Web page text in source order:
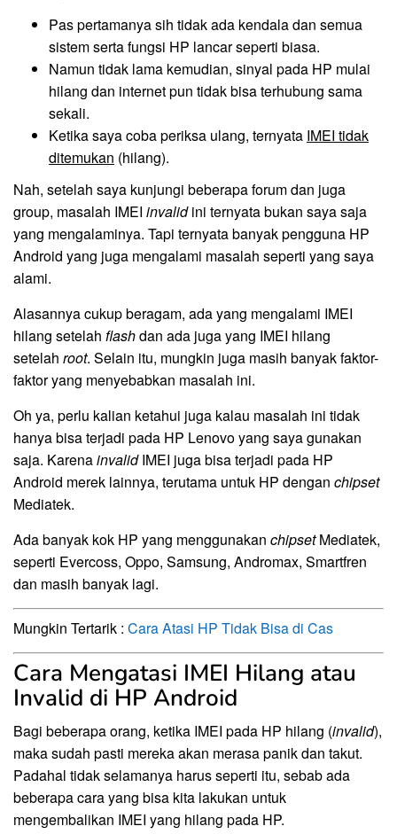
Pas pertamanya sih tidak ada kendala dan semua
sistem serta fungsi HP lancar seperti biasa.
Namun tidak lama kemudian, sinyal pada HP mulai
hilang dan internet pun tidak bisa terhubung sama
sekali.
Ketika saya coba periksa ulang, ternyata IMEI tidak
ditemukan (hilang).
Nah, setelah saya kunjungi beberapa forum dan juga
group, masalah IMEI invalidini ternyata bukan saya saja
yang mengalaminya. Tapi ternyata banyak pengguna HP
Android yang juga mengalami masalah seperti yang saya
alami.
Alasannya cukup beragam, ada yang mengalami IMEI
hilang setelah flashdan ada juga yang IMEI hilang
setelah root. Selain itu, mungkin juga masih banyak faktor-
faktor yang menyebabkan masalah ini.
Oh ya, perlu kalian ketahui juga kalau masalah ini tidak
hanya bisa terjadi pada HP Lenovo yang saya gunakan
saja. KarenainvalidIMEI juga bisa terjadi pada HP
Android merek lainnya, terutama untuk HP dengan chipset
Mediatek.
Ada banyak kok HP yang menggunakan chipsetMediatek,
seperti Evercoss, Oppo, Samsung, Andromax, Smartfren
dan masih banyak lagi.
Mungkin Tertarik : Cara Atasi HP Tidak Bisa di Cas
Cara Mengatasi IMEI Hilang atau
Invalid di HP Android
Bagi beberapa orang, ketika IMEI pada HP hilang (invalid),
maka sudah pasti mereka akan merasa panik dan takut.
Padahal tidak selamanya harus seperti itu, sebab ada
beberapa cara yang bisa kita lakukan untuk
mengembalikan IMEI yang hilang pada HP.